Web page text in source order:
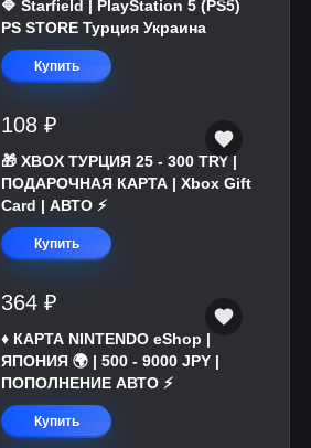
🔷 Starfield | PlayStation 5 (PS5)
PS STORE Турция Украина
Купить
108 ₽
🎁 XBOX ТУРЦИЯ 25 - 300 TRY |
ПОДАРОЧНАЯ КАРТА | Xbox Gift
Card | АВТО ⚡
Купить
364 ₽
♦️ КАРТА NINTENDO eShop |
ЯПОНИЯ 🌍 | 500 - 9000 JPY |
ПОПОЛНЕНИЕ АВТО ⚡
Купить